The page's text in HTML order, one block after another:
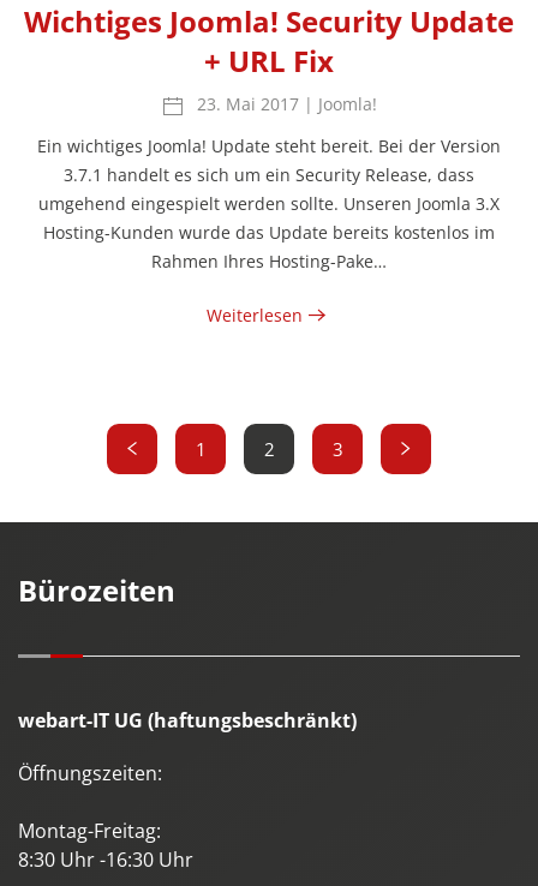
Wichtiges Joomla! Security Update
+ URL Fix
23. Mai 2017 | Joomla!
Ein wichtiges Joomla! Update steht bereit. Bei der Version
3.7.1 handelt es sich um ein Security Release, dass
umgehend eingespielt werden sollte. Unseren Joomla 3.X
Hosting-Kunden wurde das Update bereits kostenlos im
Rahmen Ihres Hosting-Pake…
Weiterlesen
1 2 3
Bürozeiten
webart-IT UG (haftungsbeschränkt)
Öffnungszeiten:
Montag-Freitag:
8:30 Uhr -16:30 Uhr